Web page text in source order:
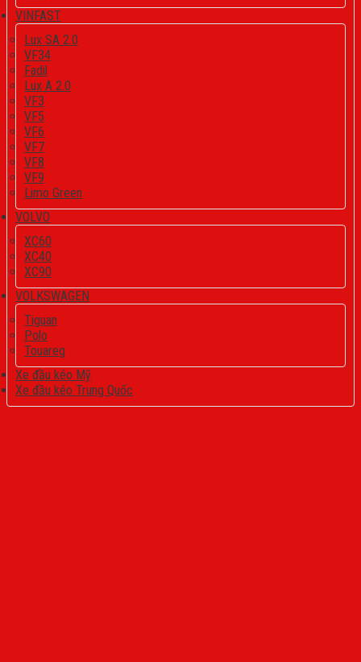
VINFAST
Lux SA 2.0
VF34
Fadil
Lux A 2.0
VF3
VF5
VF6
VF7
VF8
VF9
Limo Green
VOLVO
XC60
XC40
XC90
VOLKSWAGEN
Tiguan
Polo
Touareg
Xe đầu kéo Mỹ
Xe đầu kéo Trung Quốc